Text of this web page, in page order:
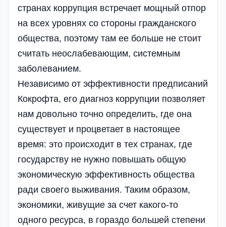
странах коррупция встречает мощный отпор
на всех уровнях со стороны гражданского
общества, поэтому там ее больше не стоит
считать неослабевающим, системным
заболеванием.
Независимо от эффективности предписаний
Кокрофта, его диагноз коррупции позволяет
нам довольно точно определить, где она
существует и процветает в настоящее
время: это происходит в тех странах, где
государству не нужно повышать общую
экономическую эффективность общества
ради своего выживания. Таким образом,
экономики, живущие за счет какого-то
одного ресурса, в гораздо большей степени